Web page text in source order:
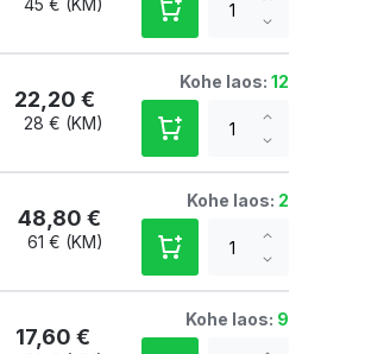
45 €
qty
Decrease
22,20 €
28 €
Kohe laos: 12
Increase
qty
Decrease
48,80 €
61 €
Kohe laos: 2
Increase
qty
Decrease
17,60 €
Kohe laos: 9